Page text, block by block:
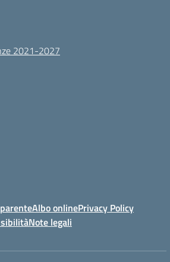
2021-2027
Albo onlinePrivacy Policy
Note legali